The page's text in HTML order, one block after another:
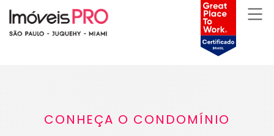
CONHEÇA O CONDOMÍNIO